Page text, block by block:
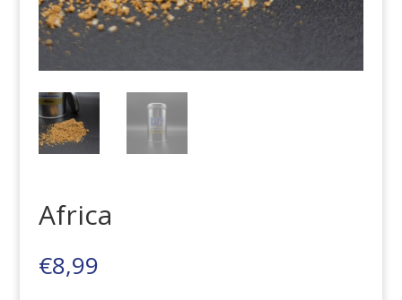
Africa
€8,99